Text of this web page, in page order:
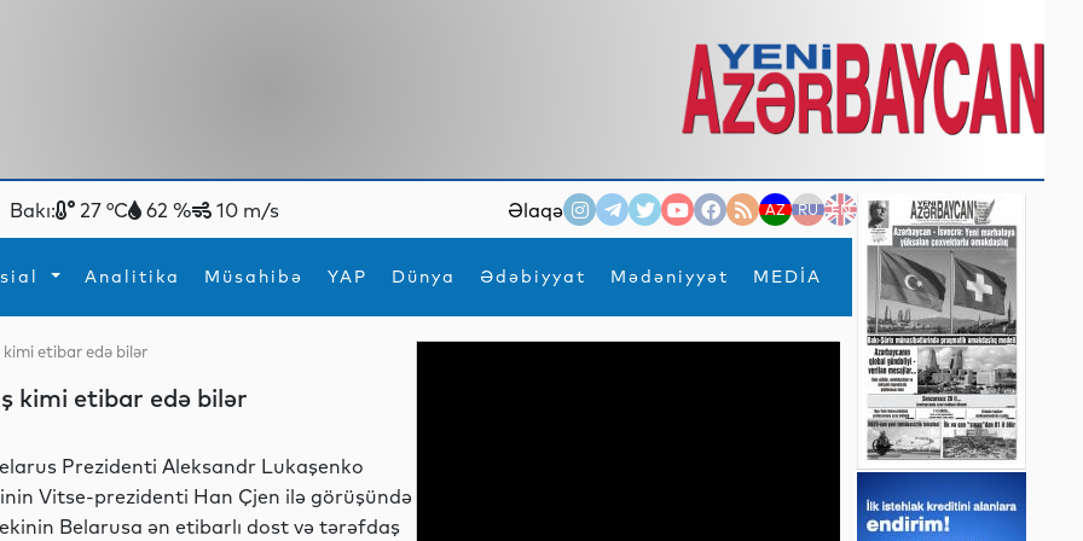
Bakı: 27 °C 62 % 10 m/s Əlaqə AZ RU EN
Analitika Müsahibə YAP Dünya Ədəbiyyat Mədəniyyət MEDİA
×
İdman Yeni texnologiyalar
etibar edə bilər
kimi etibar edə bilər
Prezidenti Aleksandr Lukaşenko
Vitse-prezidenti Han Çjen ilə görüşündə
Belarusa ən etibarlı dost və tərəfdaş